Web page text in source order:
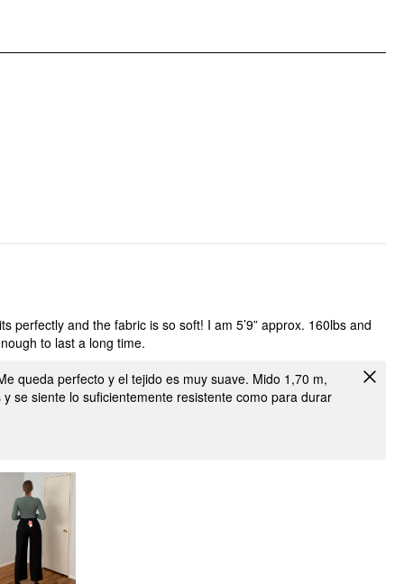
perfectly and the fabric is so soft! I am 5’9” approx. 160lbs and
to last a long time.
queda perfecto y el tejido es muy suave. Mido 1,70 m,
se siente lo suficientemente resistente como para durar